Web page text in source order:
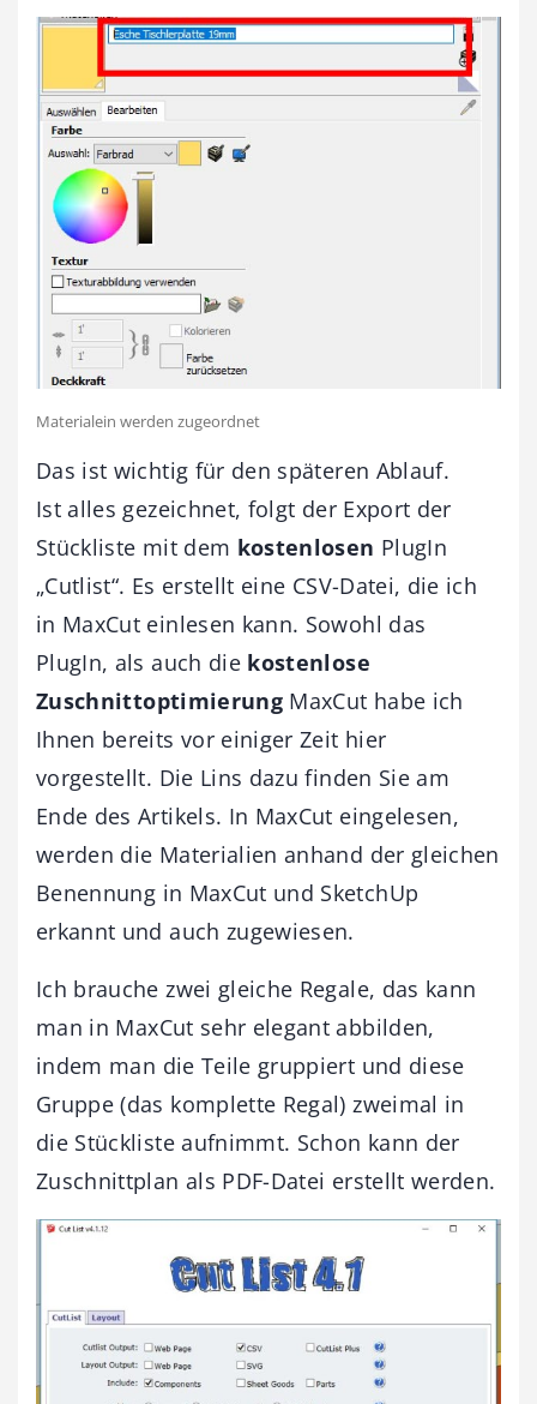
Materialein werden zugeordnet
Das ist wichtig für den späteren Ablauf.
Ist alles gezeichnet, folgt der Export der
Stückliste mit dem kostenlosen PlugIn
„Cutlist“. Es erstellt eine CSV-Datei, die ich
in MaxCut einlesen kann. Sowohl das
PlugIn, als auch die kostenlose
Zuschnittoptimierung MaxCut habe ich
Ihnen bereits vor einiger Zeit hier
vorgestellt. Die Lins dazu finden Sie am
Ende des Artikels. In MaxCut eingelesen,
werden die Materialien anhand der gleichen
Benennung in MaxCut und SketchUp
erkannt und auch zugewiesen.
Ich brauche zwei gleiche Regale, das kann
man in MaxCut sehr elegant abbilden,
indem man die Teile gruppiert und diese
Gruppe (das komplette Regal) zweimal in
die Stückliste aufnimmt. Schon kann der
Zuschnittplan als PDF-Datei erstellt werden.